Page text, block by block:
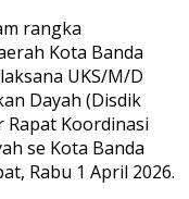
rangka
Kota Banda
UKS/M/D
Dayah (Disdik
Rapat Koordinasi
se Kota Banda
Rabu 1 April 2026.